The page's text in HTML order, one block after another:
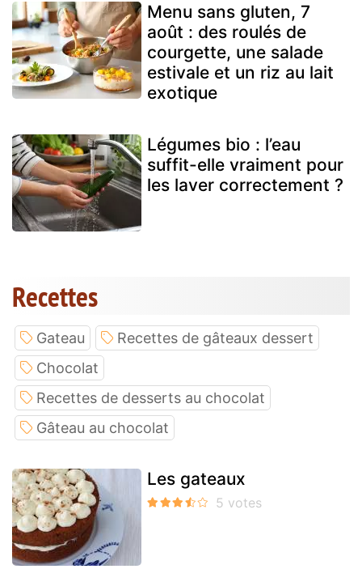
Menu sans gluten, 7
août : des roulés de
courgette, une salade
estivale et un riz au lait
exotique
Légumes bio : l’eau
suffit-elle vraiment pour
les laver correctement ?
Recettes
Gateau
Recettes de gâteaux dessert
Chocolat
Recettes de desserts au chocolat
Gâteau au chocolat
Les gateaux